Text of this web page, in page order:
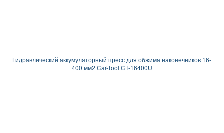
Гидравлический аккумуляторный пресс для обжима наконечников 16-
400 мм2 Car-Tool CT-16400U